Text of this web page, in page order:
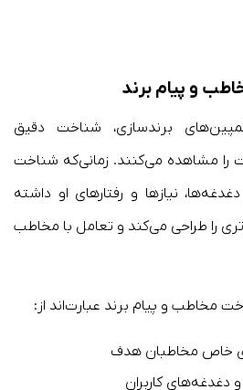
و پیام برند
برندسازی، شناخت دقیق
را مشاهده می‌کنند. زمانی‌که شناخت
نیازها و رفتارهای او داشته
را طراحی می‌کند و تعامل با مخاطب
مخاطب و پیام برند عبارت‌اند از:
خاص مخاطبان هدف
دغدغه‌های کاربران